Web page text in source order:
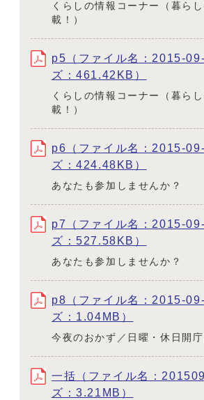
くらしの情報コーナー（暮ら
載！）
p5（ファイル名：2015-
ズ：461.42KB）
くらしの情報コーナー（暮ら
載！）
p6（ファイル名：2015-
ズ：424.48KB）
あなたも参加しませんか？
p7（ファイル名：2015-
ズ：527.58KB）
あなたも参加しませんか？
p8（ファイル名：2015-
ズ：1.04MB）
今夜のおかず／日曜・休日開庁
一括（ファイル名：
ズ：3.21MB）